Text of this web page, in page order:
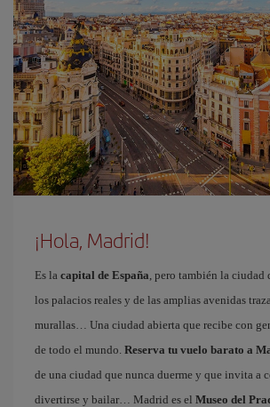
¡Hola, Madrid!
Es la capital de España, pero también la ciudad
los palacios reales y de las amplias avenidas
murallas… Una ciudad abierta que recibe con
de todo el mundo. Reserva tu vuelo barato a
de una ciudad que nunca duerme y que invita a
divertirse y bailar… Madrid es el Museo del